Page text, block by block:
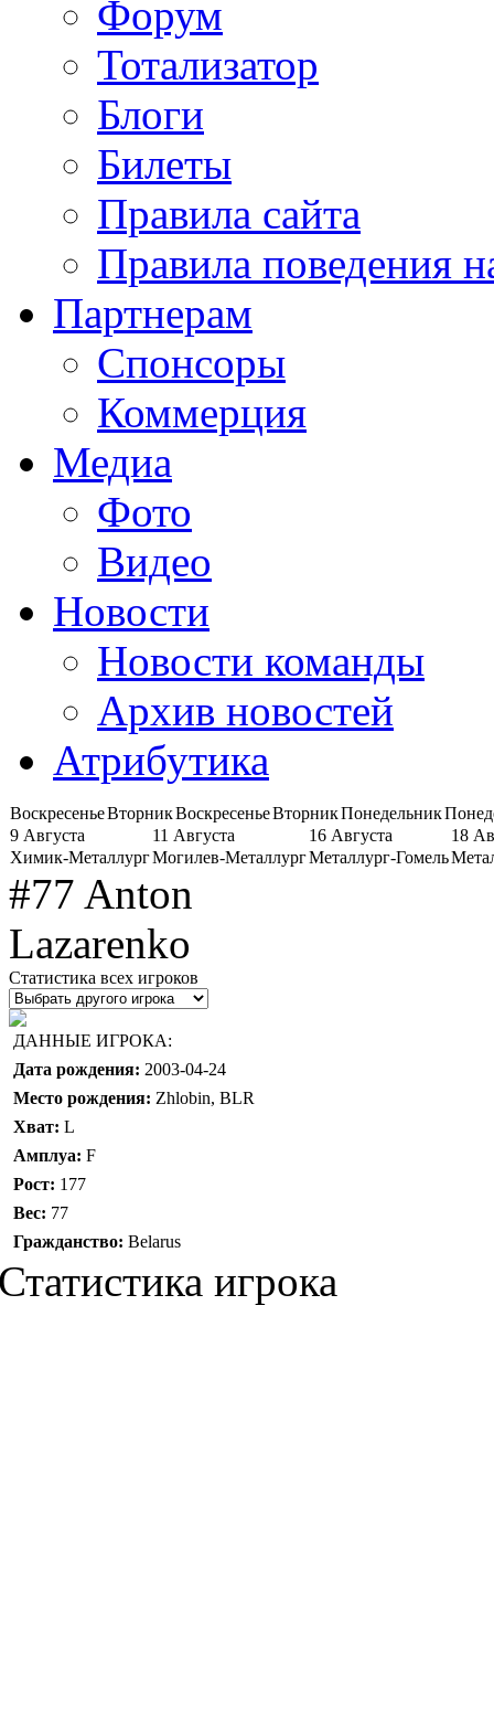
Форум
Тотализатор
Блоги
Билеты
Правила сайта
Правила поведения
Партнерам
Спонсоры
Коммерция
Медиа
Фото
Видео
Новости
Новости команды
Архив новостей
Атрибутика
ВоскресеньеВторникВоскресеньеВторникПонедельник
9 Августа
11 Августа 16 Августа
18
Химик-МеталлургМогилев-МеталлургМеталлург-Гомель
#77 Anton
Lazarenko
Статистика всех игроков
ДАННЫЕ ИГРОКА:
Дата рождения: 2003-04-24
Место рождения: Zhlobin, BLR
Хват: L
Амплуа: F
Рост: 177
Вес: 77
Гражданство: Belarus
игрока